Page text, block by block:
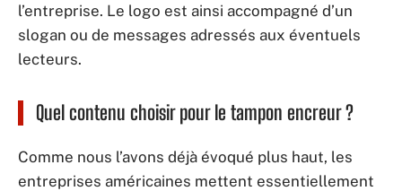
l’entreprise. Le logo est ainsi accompagné d’un
slogan ou de messages adressés aux éventuels
lecteurs.
Quel contenu choisir pour le tampon encreur ?
Comme nous l’avons déjà évoqué plus haut, les
entreprises américaines mettent essentiellement